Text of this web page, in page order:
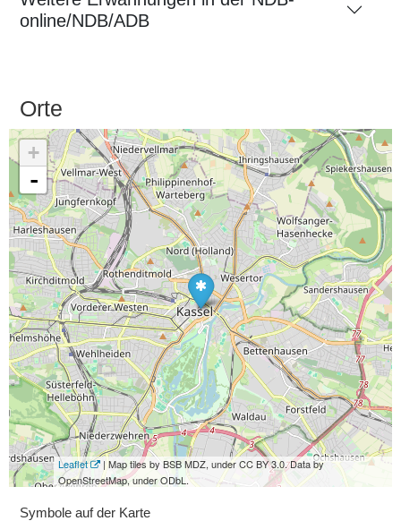
online/NDB/ADB
Orte
+
-
Leaflet
| Map tiles by BSB MDZ, under CC BY 3.0. Data by
OpenStreetMap, under ODbL.
Symbole auf der Karte